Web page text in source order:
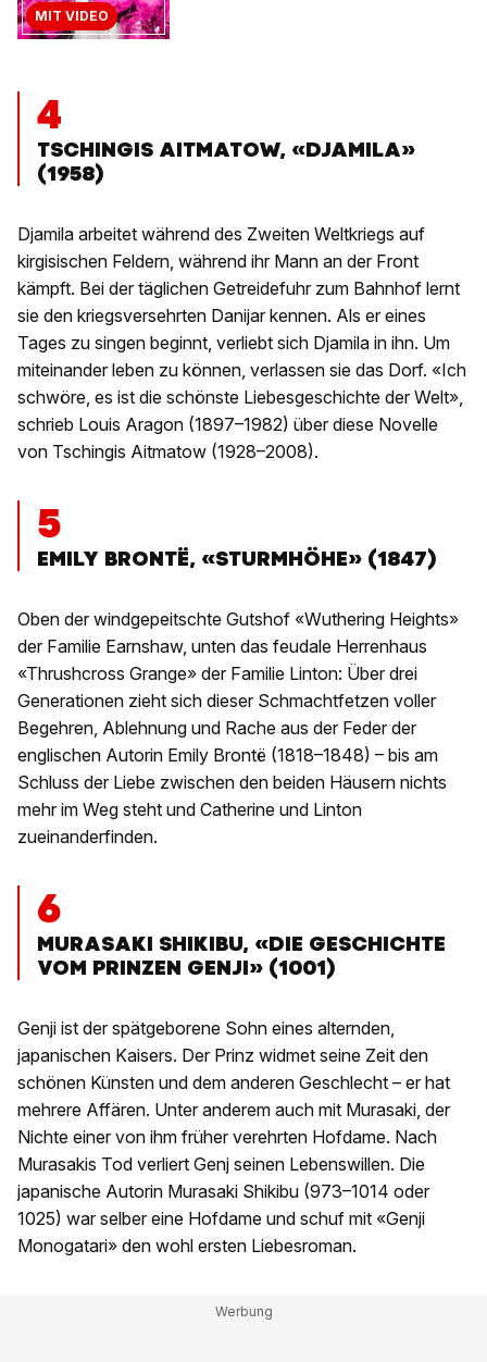
MIT VIDEO
4
TSCHINGIS AITMATOW, «DJAMILA»
(1958)
Djamila arbeitet während des Zweiten Weltkriegs auf
kirgisischen Feldern, während ihr Mann an der Front
kämpft. Bei der täglichen Getreidefuhr zum Bahnhof lernt
sie den kriegsversehrten Danijar kennen. Als er eines
Tages zu singen beginnt, verliebt sich Djamila in ihn. Um
miteinander leben zu können, verlassen sie das Dorf. «Ich
schwöre, es ist die schönste Liebesgeschichte der Welt»,
schrieb Louis Aragon (1897–1982) über diese Novelle
von Tschingis Aitmatow (1928–2008).
5
EMILY BRONTË, «STURMHÖHE» (1847)
Oben der windgepeitschte Gutshof «Wuthering Heights»
der Familie Earnshaw, unten das feudale Herrenhaus
«Thrushcross Grange» der Familie Linton: Über drei
Generationen zieht sich dieser Schmachtfetzen voller
Begehren, Ablehnung und Rache aus der Feder der
englischen Autorin Emily Brontë (1818–1848) – bis am
Schluss der Liebe zwischen den beiden Häusern nichts
mehr im Weg steht und Catherine und Linton
zueinanderfinden.
6
MURASAKI SHIKIBU, «DIE GESCHICHTE
VOM PRINZEN GENJI» (1001)
Genji ist der spätgeborene Sohn eines alternden,
japanischen Kaisers. Der Prinz widmet seine Zeit den
schönen Künsten und dem anderen Geschlecht – er hat
mehrere Affären. Unter anderem auch mit Murasaki, der
Nichte einer von ihm früher verehrten Hofdame. Nach
Murasakis Tod verliert Genj seinen Lebenswillen. Die
japanische Autorin Murasaki Shikibu (973–1014 oder
1025) war selber eine Hofdame und schuf mit «Genji
Monogatari» den wohl ersten Liebesroman.